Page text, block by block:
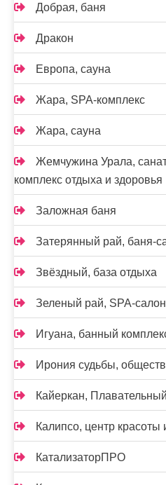
Добрая, баня
Дракон
Европа, сауна
Жара, SPA-комплекс
Жара, сауна
Жемчужина Урала,
комплекс отдыха и здоровья
Заложная баня
Затерянный рай, баня-
Звёздный, база отдыха
Зеленый рай, SPA-салон
Игуана, банный
Ирония судьбы,
Кайеркан,
Калипсо, центр красоты
КатализаторПРО